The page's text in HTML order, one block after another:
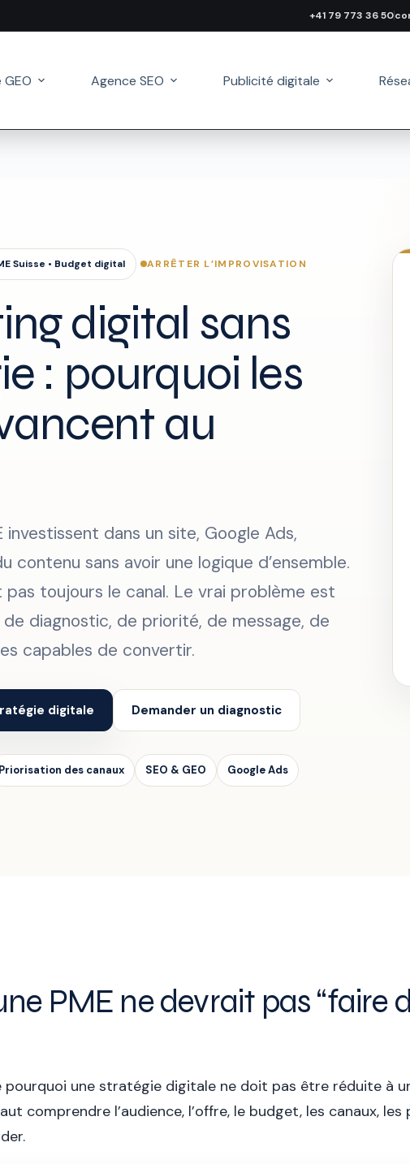
+41 79 773 36 50
Agence SEO Publicité digitale
Suisse • Budget digital ARRÊTER L’IMPROVISATION
digital sans
: pourquoi les
au
investissent dans un site, Google Ads,
contenu sans avoir une logique d’ensemble.
pas toujours le canal. Le vrai problème est
de diagnostic, de priorité, de message, de
capables de convertir.
digitale Demander un diagnostic
Priorisation des canaux SEO & GEO Google Ads
PME ne devrait pas “faire
une stratégie digitale ne doit pas être réduite à
comprendre l’audience, l’offre, le budget, les canaux,